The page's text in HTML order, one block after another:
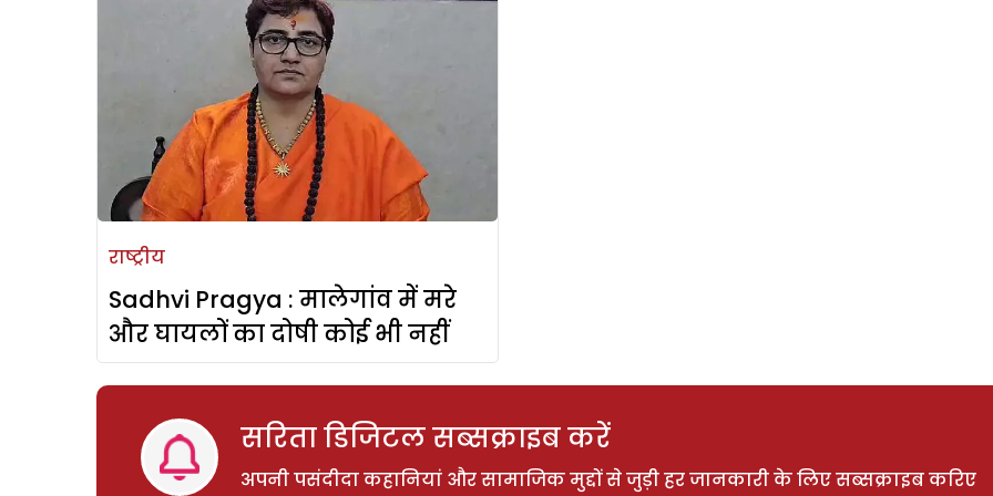
राष्ट्रीय
Sadhvi Pragya : मालेगांव में मरे
और घायलों का दोषी कोई भी नहीं
सरिता डिजिटल सब्सक्राइब करें
अपनी पसंदीदा कहानियां और सामाजिक मुद्दों से जुड़ी हर जानकारी के लिए सब्सक्राइब करिए